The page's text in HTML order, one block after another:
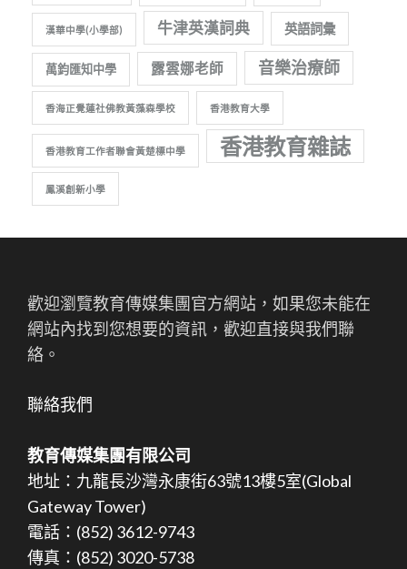
漢華中學(小學部) 牛津英漢詞典 英語詞彙
萬鈞匯知中學 露雲娜老師 音樂治療師
香海正覺蓮社佛教黃藻森學校 香港教育大學
香港教育工作者聯會黃楚標中學 香港教育雜誌
鳳溪創新小學
歡迎瀏覽教育傳媒集團官方網站，如果您未能在
網站內找到您想要的資訊，歡迎直接與我們聯
絡。
聯絡我們
教育傳媒集團有限公司
地址：九龍長沙灣永康街63號13樓5室(Global
Gateway Tower)
電話：(852) 3612-9743
傳真：(852) 3020-5738